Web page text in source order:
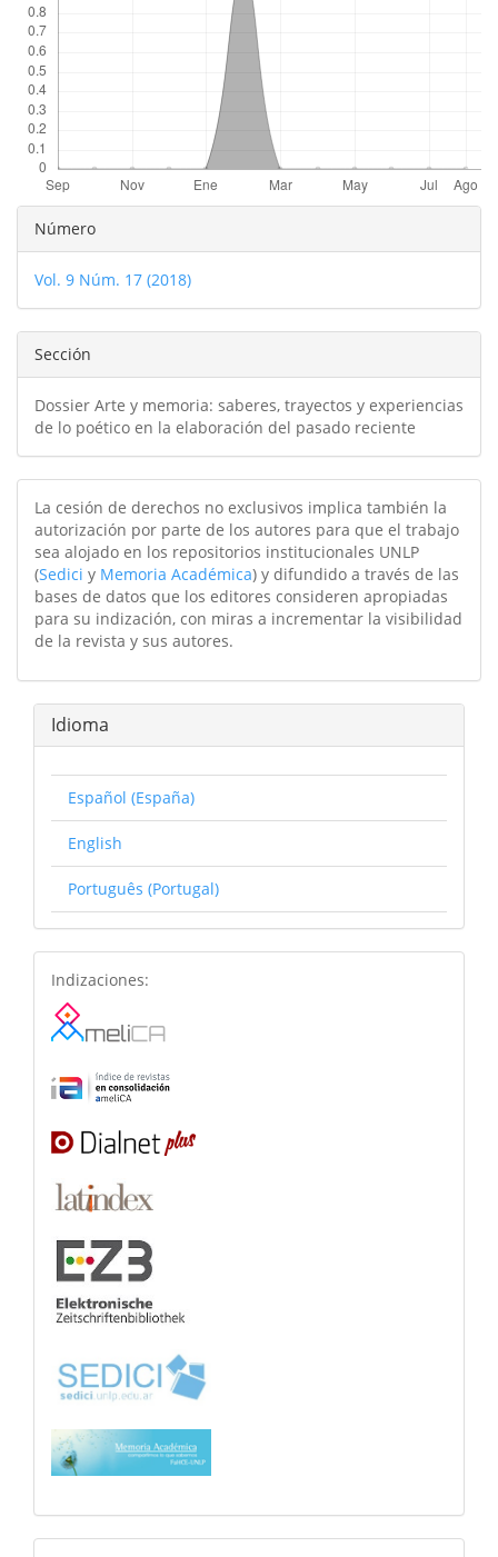
Detalles
del
artículo
Número
Vol. 9 Núm. 17 (2018)
Sección
Dossier Arte y memoria: saberes, trayectos y experiencias
de lo poético en la elaboración del pasado reciente
La cesión de derechos no exclusivos implica también la
autorización por parte de los autores para que el trabajo
sea alojado en los repositorios institucionales UNLP
(Sedici y Memoria Académica) y difundido a través de las
bases de datos que los editores consideren apropiadas
para su indización, con miras a incrementar la visibilidad
de la revista y sus autores.
Idioma
Español (España)
English
Português (Portugal)
basesdedatos
Indizaciones: